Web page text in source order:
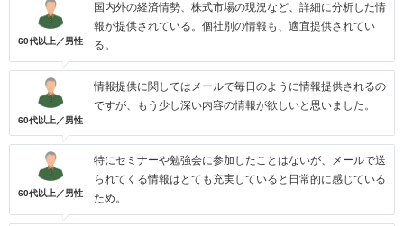
60代以上／男性
国内外の経済情勢、株式市場の現況など、詳細に分析した情
報が提供されている。個社別の情報も、適宜提供されてい
る。
60代以上／男性
情報提供に関してはメールで毎日のように情報提供されるの
ですが、もう少し深い内容の情報が欲しいと思いました。
60代以上／男性
特にセミナーや勉強会に参加したことはないが、メールで送
られてくる情報はとても充実していると日常的に感じている
ため。